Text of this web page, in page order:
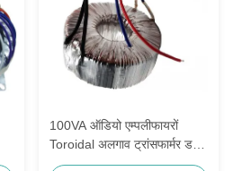
100VA ऑडियो एम्पलीफायरों
Toroidal अलगाव ट्रांसफार्मर डबल
115VAC दो समूह 12VAC